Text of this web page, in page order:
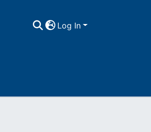
Log In